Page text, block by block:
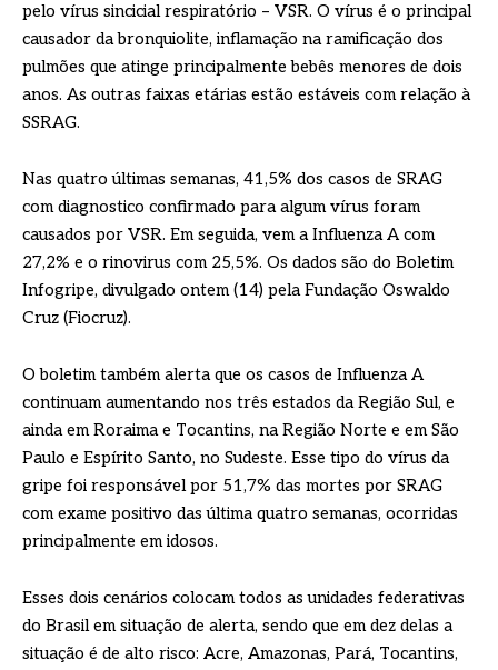
pelo vírus sincicial respiratório – VSR. O vírus é o principal
causador da bronquiolite, inflamação na ramificação dos
pulmões que atinge principalmente bebês menores de dois
anos. As outras faixas etárias estão estáveis com relação à
SSRAG.
Nas quatro últimas semanas, 41,5% dos casos de SRAG
com diagnostico confirmado para algum vírus foram
causados por VSR. Em seguida, vem a Influenza A com
27,2% e o rinovirus com 25,5%. Os dados são do Boletim
Infogripe, divulgado ontem (14) pela Fundação Oswaldo
Cruz (Fiocruz).
O boletim também alerta que os casos de Influenza A
continuam aumentando nos três estados da Região Sul, e
ainda em Roraima e Tocantins, na Região Norte e em São
Paulo e Espírito Santo, no Sudeste. Esse tipo do vírus da
gripe foi responsável por 51,7% das mortes por SRAG
com exame positivo das última quatro semanas, ocorridas
principalmente em idosos.
Esses dois cenários colocam todos as unidades federativas
do Brasil em situação de alerta, sendo que em dez delas a
situação é de alto risco: Acre, Amazonas, Pará, Tocantins,